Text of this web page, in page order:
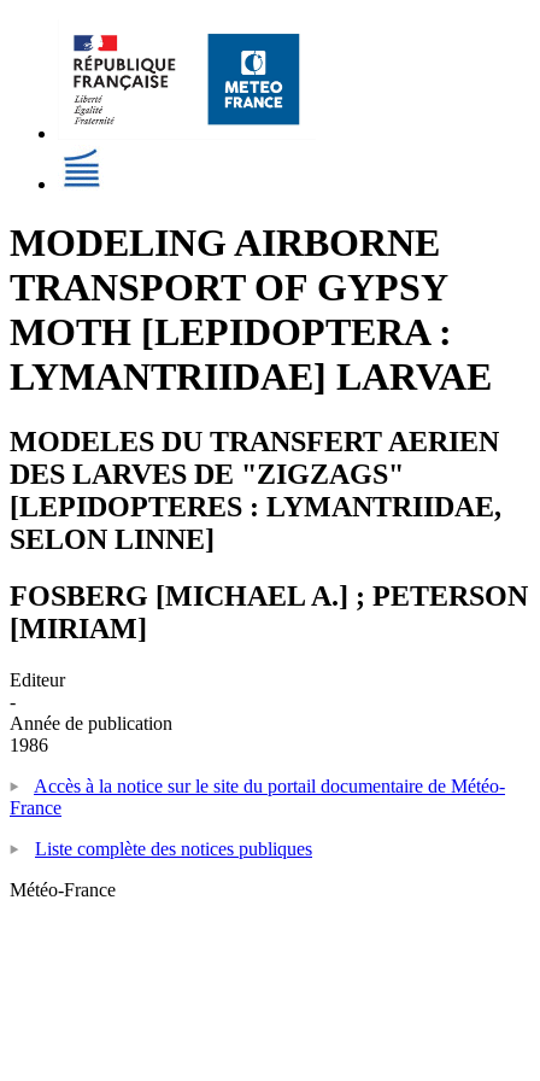
MODELING AIRBORNE
TRANSPORT OF GYPSY
MOTH [LEPIDOPTERA :
LYMANTRIIDAE] LARVAE
MODELES DU TRANSFERT AERIEN
DES LARVES DE "ZIGZAGS"
[LEPIDOPTERES : LYMANTRIIDAE,
SELON LINNE]
FOSBERG [MICHAEL A.] ; PETERSON
[MIRIAM]
Editeur
-
Année de publication
1986
Accès à la notice sur le site du portail documentaire de Météo-
France
Liste complète des notices publiques
Météo-France